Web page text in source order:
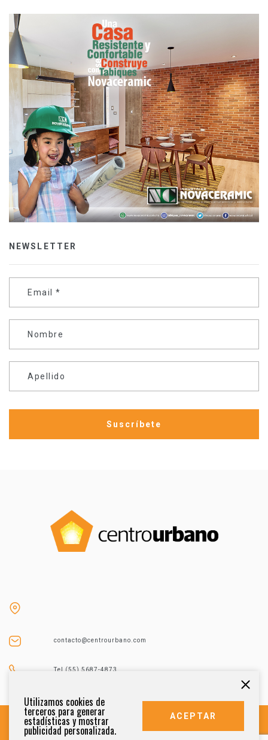
NEWSLETTER
Email *
Nombre
Apellido
contacto@centrourbano.com
Tel (55) 5687-4873
Utilizamos cookies de
terceros para generar
estadísticas y mostrar
publicidad personalizada.
ACEPTAR